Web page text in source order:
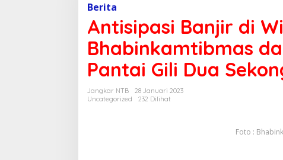
Wilayah
Binaan,
Bhabinkamtibmas
dan
TNI
Gelar
Berita
Antisipasi Banjir di
Bhabinkamtibmas
Pantai Gili Dua
Jangkar NTB
28 Januari 2023
Uncategorized
232 Dilihat
Foto :